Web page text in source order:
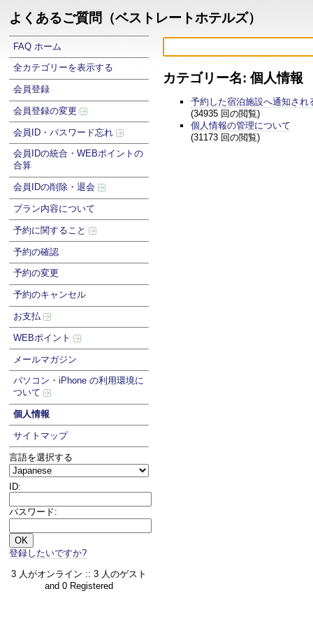
よくあるご質問（ベストレートホテルズ）
FAQ ホーム
全カテゴリーを表示する
会員登録
会員登録の変更
会員ID・パスワード忘れ
会員IDの統合・WEBポイントの
合算
会員IDの削除・退会
プラン内容について
予約に関すること
予約の確認
予約の変更
予約のキャンセル
お支払
WEBポイント
メールマガジン
パソコン・iPhone の利用環境に
ついて
個人情報
サイトマップ
言語を選択する
ID:
パスワード:
登録したいですか?
3 人がオンライン :: 3 人のゲスト
and 0 Registered
カテゴリー名: 個人情報
予約した宿泊施設へ通知され
(34935 回の閲覧)
個人情報の管理について
(31173 回の閲覧)